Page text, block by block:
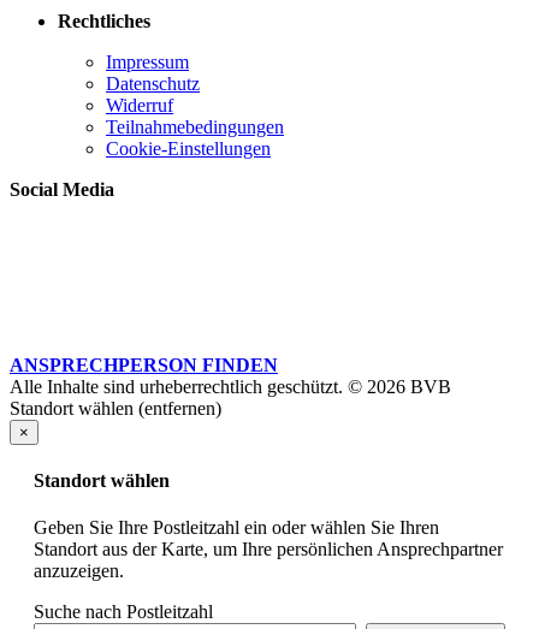
Rechtliches
Impressum
Datenschutz
Widerruf
Teilnahmebedingungen
Cookie-Einstellungen
Social Media
ANSPRECHPERSON FINDEN
Alle Inhalte sind urheberrechtlich geschützt. © 2026 BVB
Standort wählen (entfernen)
×
Standort wählen
Geben Sie Ihre Postleitzahl ein oder wählen Sie Ihren
Standort aus der Karte, um Ihre persönlichen Ansprechpartner
anzuzeigen.
Suche nach Postleitzahl